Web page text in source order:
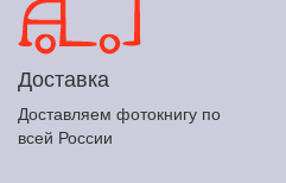
Доставка
Доставляем фотокнигу по
всей России